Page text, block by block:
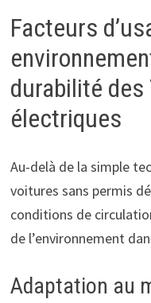
Facteurs
durabilité des
électriques
Au-delà de la simple
voitures sans permis
conditions de
de l’environnement
Adaptation au